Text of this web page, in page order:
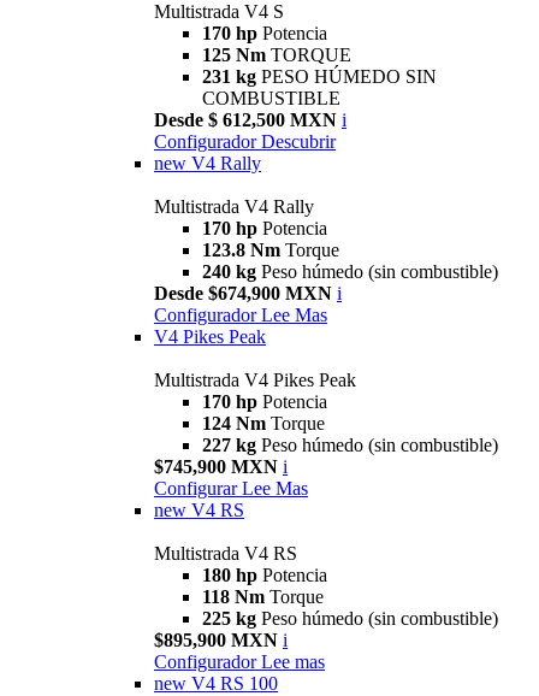
Multistrada V4 S
170 hp Potencia
125 Nm TORQUE
231 kg PESO HÚMEDO SIN
COMBUSTIBLE
Desde $ 612,500 MXN i
Configurador Descubrir
new V4 Rally
Multistrada V4 Rally
170 hp Potencia
123.8 Nm Torque
240 kg Peso húmedo (sin combustible)
Desde $674,900 MXN i
Configurador Lee Mas
V4 Pikes Peak
Multistrada V4 Pikes Peak
170 hp Potencia
124 Nm Torque
227 kg Peso húmedo (sin combustible)
$745,900 MXN i
Configurar Lee Mas
new V4 RS
Multistrada V4 RS
180 hp Potencia
118 Nm Torque
225 kg Peso húmedo (sin combustible)
$895,900 MXN i
Configurador Lee mas
new V4 RS 100